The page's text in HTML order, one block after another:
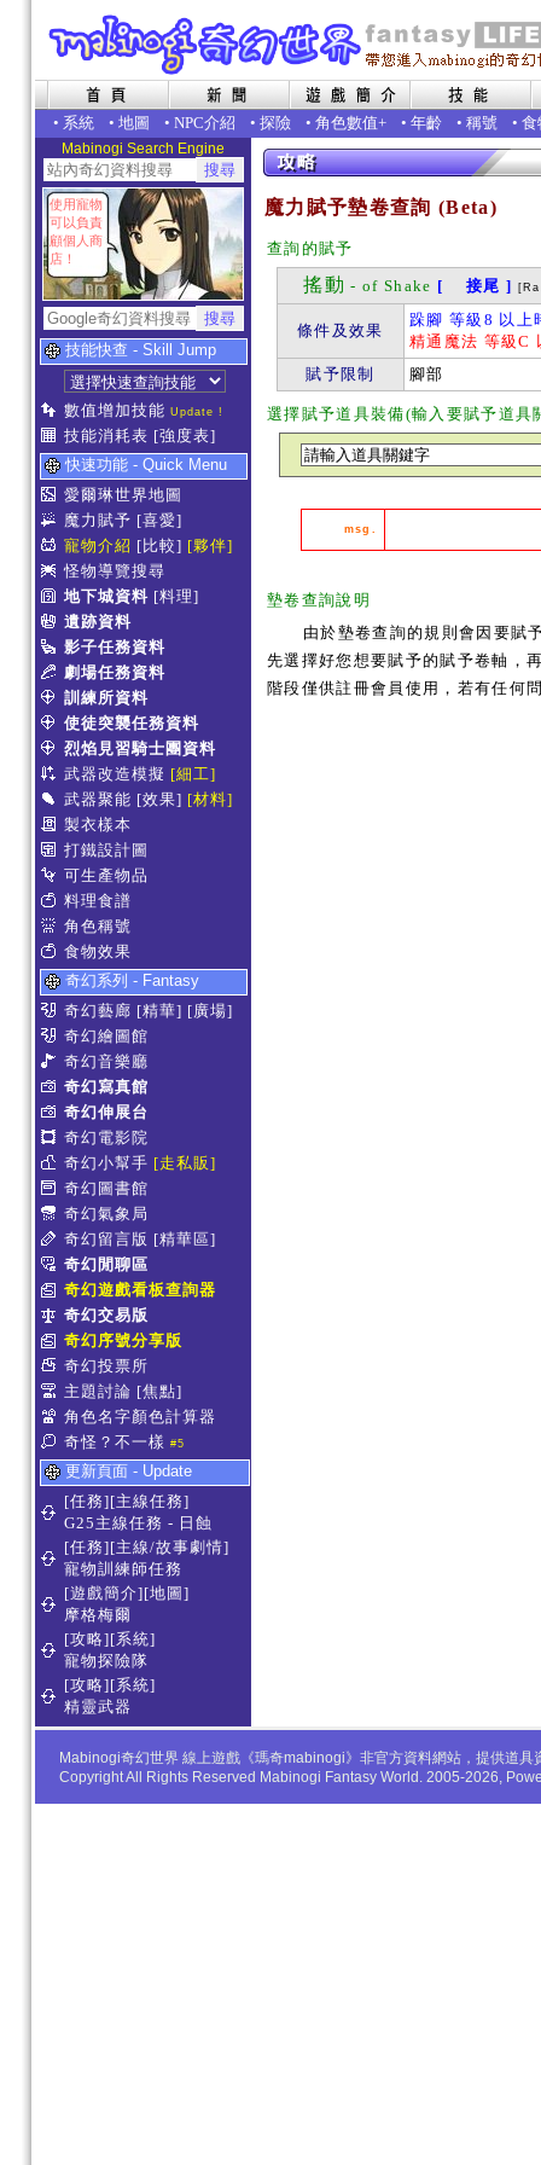
• 系統 • 地圖 • NPC介紹 • 探險 • 角色數值+ • 年齡 • 稱號 • 食
Mabinogi Search Engine
使用寵物
可以負責
顧個人商
店！
技能快查 - Skill Jump
數值增加技能 Update !
技能消耗表 [強度表]
快速功能 - Quick Menu
愛爾琳世界地圖
魔力賦予 [喜愛]
寵物介紹 [比較] [夥伴]
怪物導覽搜尋
地下城資料 [料理]
遺跡資料
影子任務資料
劇場任務資料
訓練所資料
使徒突襲任務資料
烈焰見習騎士團資料
武器改造模擬 [細工]
武器聚能 [效果] [材料]
製衣樣本
打鐵設計圖
可生產物品
料理食譜
角色稱號
食物效果
奇幻系列 - Fantasy
奇幻藝廊 [精華] [廣場]
奇幻繪圖館
奇幻音樂廳
奇幻寫真館
奇幻伸展台
奇幻電影院
奇幻小幫手 [走私販]
奇幻圖書館
奇幻氣象局
奇幻留言版 [精華區]
奇幻閒聊區
奇幻遊戲看板查詢器
奇幻交易版
奇幻序號分享版
奇幻投票所
主題討論 [焦點]
角色名字顏色計算器
奇怪？不一樣 #5
更新頁面 - Update
[任務][主線任務]
G25主線任務 - 日蝕
[任務][主線/故事劇情]
寵物訓練師任務
[遊戲簡介][地圖]
摩格梅爾
[攻略][系統]
寵物探險隊
[攻略][系統]
精靈武器
魔力賦予墊卷查詢 (Beta)
查詢的賦予
搖動 - of Shake [ 接尾 ]
條件及效果
跺腳 等級8 以上
精通魔法 等級C
賦予限制
腳部
選擇賦予道具裝備(輸入要賦予道
msg.
墊卷查詢說明
由於墊卷查詢的規則會因要賦
先選擇好您想要賦予的賦予卷軸，
階段僅供註冊會員使用，若有任何
Mabinogi奇幻世界 線上遊戲《瑪奇mabinogi》非官方資料網站，提供道
Copyright All Rights Reserved Mabinogi Fantasy World. 2005-2026,